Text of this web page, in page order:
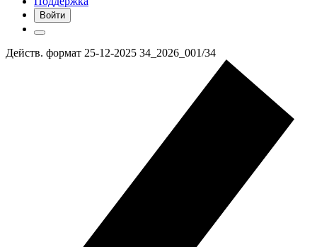
Войти
Действ. формат 25-12-2025 34_2026_001/34